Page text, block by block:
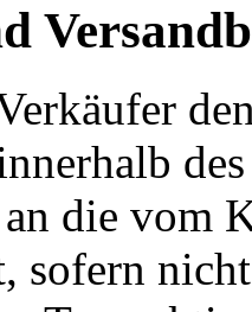
die vom
sofern